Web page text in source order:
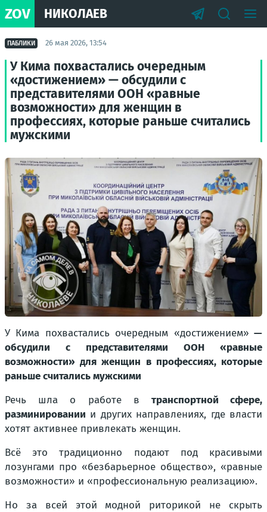
ZOV НИКОЛАЕВ
ПАБЛИКИ 26 мая 2026, 13:54
У Кима похвастались очередным
«достижением» — обсудили с
представителями ООН «равные
возможности» для женщин в
профессиях, которые раньше считались
мужскими
У Кима похвастались очередным «достижением» —
обсудили с представителями ООН «равные
возможности» для женщин в профессиях, которые
раньше считались мужскими
Речь шла о работе в транспортной сфере,
разминировании и других направлениях, где власти
хотят активнее привлекать женщин.
Всё это традиционно подают под красивыми
лозунгами про «безбарьерное общество», «равные
возможности» и «профессиональную реализацию».
Но за всей этой модной риторикой не скрыть